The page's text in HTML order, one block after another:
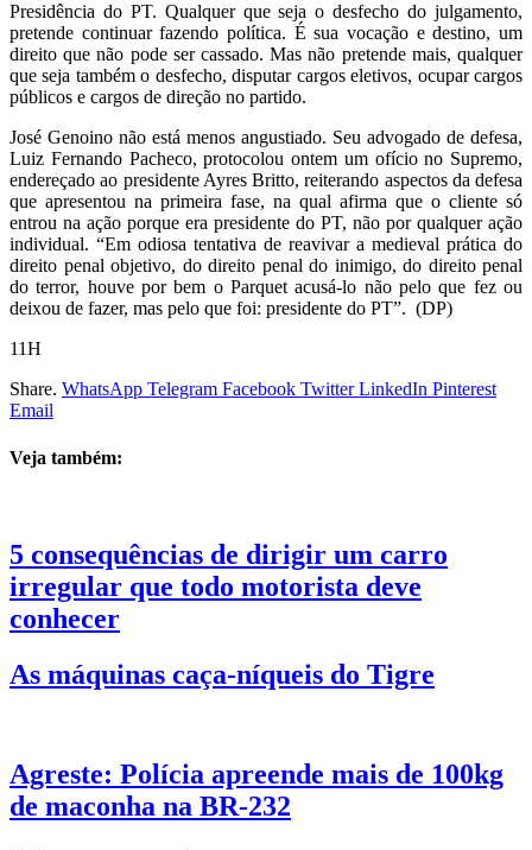
Presidência do PT. Qualquer que seja o desfecho do julgamento,
pretende continuar fazendo política. É sua vocação e destino, um
direito que não pode ser cassado. Mas não pretende mais, qualquer
que seja também o desfecho, disputar cargos eletivos, ocupar cargos
públicos e cargos de direção no partido.
José Genoino não está menos angustiado. Seu advogado de defesa,
Luiz Fernando Pacheco, protocolou ontem um ofício no Supremo,
endereçado ao presidente Ayres Britto, reiterando aspectos da defesa
que apresentou na primeira fase, na qual afirma que o cliente só
entrou na ação porque era presidente do PT, não por qualquer ação
individual. “Em odiosa tentativa de reavivar a medieval prática do
direito penal objetivo, do direito penal do inimigo, do direito penal
do terror, houve por bem o Parquet acusá-lo não pelo que fez ou
deixou de fazer, mas pelo que foi: presidente do PT”. (DP)
11H
Share. WhatsApp Telegram Facebook Twitter LinkedIn Pinterest
Email
Veja também:
5 consequências de dirigir um carro
irregular que todo motorista deve
conhecer
As máquinas caça-níqueis do Tigre
Agreste: Polícia apreende mais de 100kg
de maconha na BR-232